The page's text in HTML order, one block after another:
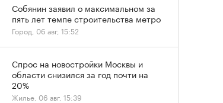
Собянин заявил о максимальном за
пять лет темпе строительства метро
Город, 06 авг, 15:52
Спрос на новостройки Москвы и
области снизился за год почти на
20%
Жилье, 06 авг, 15:39